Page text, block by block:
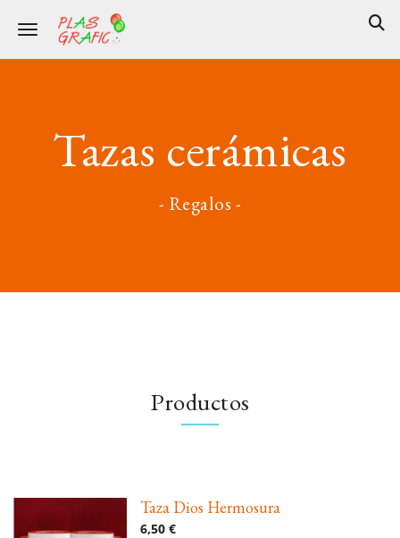
Toggle navigation
Tazas cerámicas
- Regalos -
Productos
Taza Dios Hermosura
6,50 €